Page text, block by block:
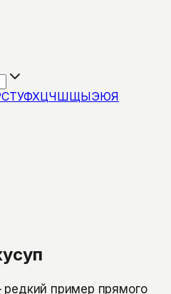
СТУФХЦЧШЩЫЭЮЯ
пример прямого